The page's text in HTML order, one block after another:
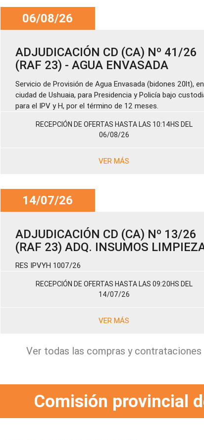
06/08/26
ADJUDICACIÓN CD (CA) Nº 41/26
(RAF 23) - AGUA ENVASADA
Servicio de Provisión de Agua Envasada (bidones 20lt),
ciudad de Ushuaia, para Presidencia y Policía bajo
para el IPV y H, por el término de 12 meses.
RECEPCIÓN DE OFERTAS HASTA LAS 10:14HS DEL
06/08/26
VER MÁS
14/07/26
ADJUDICACIÓN CD (CA) Nº 13/26
(RAF 23) ADQ. INSUMOS
RES IPVYH 1007/26
RECEPCIÓN DE OFERTAS HASTA LAS 09:20HS DEL
14/07/26
VER MÁS
Ver todas las compras y contrataciones
Comisión provincial